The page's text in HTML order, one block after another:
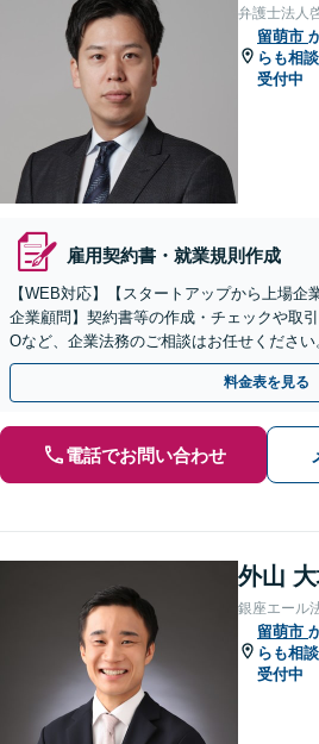
弁護士法人
留萌市
らも相談
受付中
雇用契約書・就業規則作成
【WEB対応】【スタートアップから上場企
企業顧問】契約書等の作成・チェックや取
Oなど、企業法務のご相談はお任せくださ
確に対応を進めてまいります。
料金表を見る
電話でお問い合わせ
外山
銀座エール
留萌市
らも相談
受付中